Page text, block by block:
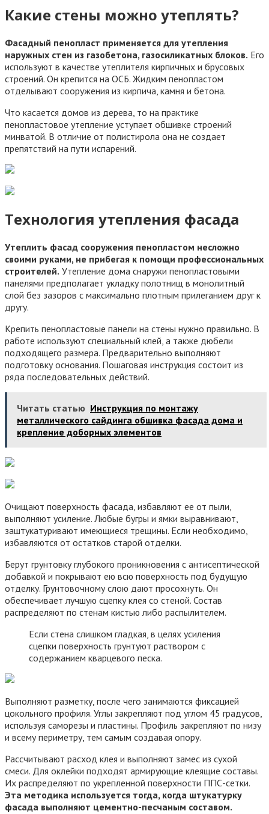
Какие стены можно утеплять?
Фасадный пенопласт применяется для утепления
наружных стен из газобетона, газосиликатных блоков. Его
используют в качестве утеплителя кирпичных и брусовых
строений. Он крепится на ОСБ. Жидким пенопластом
отделывают сооружения из кирпича, камня и бетона.
Что касается домов из дерева, то на практике
пенопластовое утепление уступает обшивке строений
минватой. В отличие от полистирола она не создает
препятствий на пути испарений.
Технология утепления фасада
Утеплить фасад сооружения пенопластом несложно
своими руками, не прибегая к помощи профессиональных
строителей. Утепление дома снаружи пенопластовыми
панелями предполагает укладку полотнищ в монолитный
слой без зазоров с максимально плотным прилеганием друг к
другу.
Крепить пенопластовые панели на стены нужно правильно. В
работе используют специальный клей, а также дюбели
подходящего размера. Предварительно выполняют
подготовку основания. Пошаговая инструкция состоит из
ряда последовательных действий.
Читать статью Инструкция по монтажу
металлического сайдинга обшивка фасада дома и
крепление доборных элементов
Очищают поверхность фасада, избавляют ее от пыли,
выполняют усиление. Любые бугры и ямки выравнивают,
заштукатуривают имеющиеся трещины. Если необходимо,
избавляются от остатков старой отделки.
Берут грунтовку глубокого проникновения с антисептической
добавкой и покрывают ею всю поверхность под будущую
отделку. Грунтовочному слою дают просохнуть. Он
обеспечивает лучшую сцепку клея со стеной. Состав
распределяют по стенам кистью либо распылителем.
Если стена слишком гладкая, в целях усиления
сцепки поверхность грунтуют раствором с
содержанием кварцевого песка.
Выполняют разметку, после чего занимаются фиксацией
цокольного профиля. Углы закрепляют под углом 45 градусов,
используя саморезы и пластины. Профиль закрепляют по низу
и всему периметру, тем самым создавая опору.
Рассчитывают расход клея и выполняют замес из сухой
смеси. Для оклейки подходят армирующие клеящие составы.
Их распределяют по укрепленной поверхности ППС-сетки.
Эта методика используется тогда, когда штукатурку
фасада выполняют цементно-песчаным составом.